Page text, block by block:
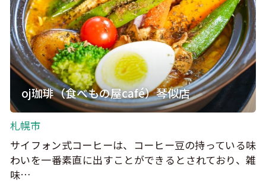
oj珈琲（食べもの屋café）琴似店
札幌市
サイフォン式コーヒーは、コーヒー豆の持っている味
わいを一番素直に出すことができるとされており、雑
味…